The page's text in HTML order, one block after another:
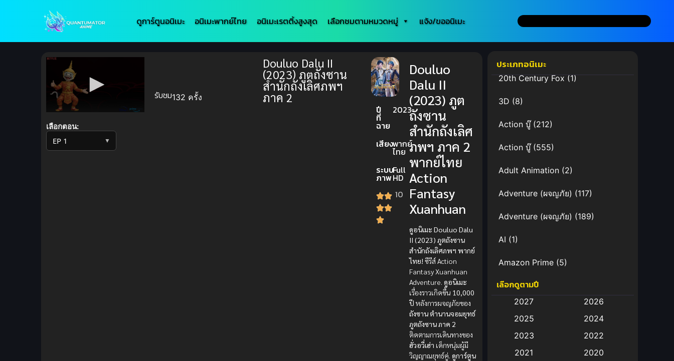
ดูการ์ตูนอนิเมะ อนิเมะพากย์ไทย อนิเมะเรตติ้งสูงสุด เลือกชมตามหมวดหมู่ แจ้ง/ขออนิเมะ
90%
เลือกตอน:
▼
รับชม132 ครั้ง
Douluo Dalu II
(2023) ภูตถังซาน
สำนักถังเลิศภพฯ
ภาค 2
ปี
ที่
ฉาย
2023
เสียงพากย์
ไทย
ระบบ
ภาพ
Full
HD
10
Douluo
Dalu II
(2023) ภูต
ถังซาน
สำนักถังเลิศ
ภพฯ ภาค 2
พากย์ไทย
Action
Fantasy
Xuanhuan
ดูอนิเมะ Douluo Dalu
II (2023) ภูตถังซาน
สำนักถังเลิศภพฯ พากย์
ไทย! ซีรีส์ Action
Fantasy Xuanhuan
Adventure.ดูอนิเมะ
เรื่องราวเกิดขึ้น 10,000
ปี หลังการผจญภัยของ
ถังซานตำนานจอมยุทธ์
ภูตถังซาน ภาค 2
ติดตามการเดินทางของ
ฮั่วอวี่เฮ่า เด็กหนุ่มผู้มี
วิญญาณยุทธ์คู่.ดูการ์ตูน
ประเภทอนิเมะ
20th Century Fox(1)
3D (8)
Action บู๊(212)
Action บู๊(555)
Adult Animation (2)
Adventure (ผจญภัย) (117)
Adventure (ผจญภัย) (189)
AI (1)
Amazon Prime (5)
Anal (ประตูหลัง)
Animation การ์ตูน
Animation อนิเมะ
เลือกดูตามปี
2027
2026
2025
2024
2023
2022
2021
2020